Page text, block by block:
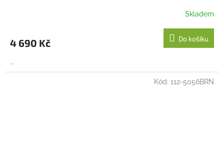
R
M
A
Skladem
4 690 Kč Do košíku
...
Kód: 112-5056BRN